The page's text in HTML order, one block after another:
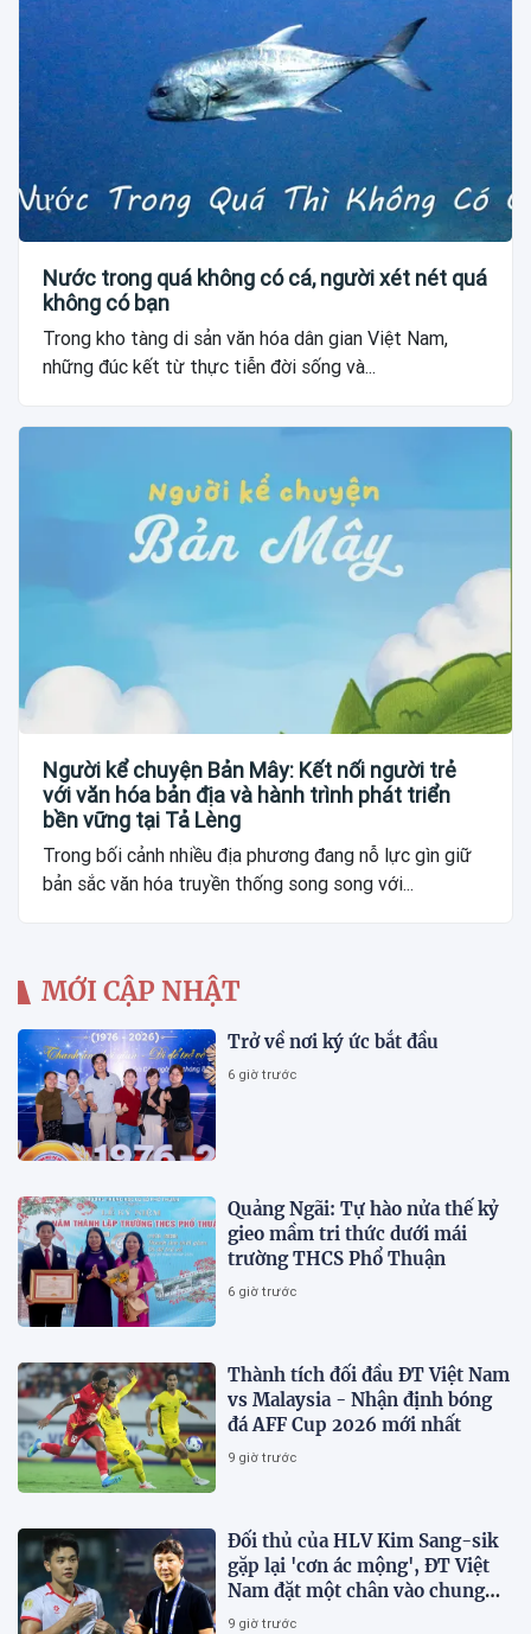
Nước trong quá không có cá, người xét nét quá
không có bạn
Trong kho tàng di sản văn hóa dân gian Việt Nam,
những đúc kết từ thực tiễn đời sống và...
Người kể chuyện Bản Mây: Kết nối người trẻ
với văn hóa bản địa và hành trình phát triển
bền vững tại Tả Lèng
Trong bối cảnh nhiều địa phương đang nỗ lực gìn giữ
bản sắc văn hóa truyền thống song song với...
MỚI CẬP NHẬT
Trở về nơi ký ức bắt đầu
6 giờ trước
Quảng Ngãi: Tự hào nửa thế kỷ
gieo mầm tri thức dưới mái
trường THCS Phổ Thuận
6 giờ trước
Thành tích đối đầu ĐT Việt Nam
vs Malaysia - Nhận định bóng
đá AFF Cup 2026 mới nhất
9 giờ trước
Đối thủ của HLV Kim Sang-sik
gặp lại 'cơn ác mộng', ĐT Việt
Nam đặt một chân vào chung
kết AFF Cup 2026
9 giờ trước